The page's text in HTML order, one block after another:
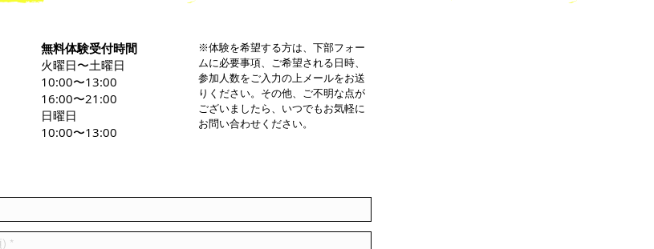
無料体験受付時間
火曜日〜土曜日
10:00〜13:00
16:00〜21:00
日曜日
10:00〜13:00
※体験を希望する方は、下部フォー
ムに必要事項、ご希望される日時、
参加人数をご入力の上メールをお送
りください。その他、ご不明な点が
ございましたら、いつでもお気軽に
お問い合わせください。